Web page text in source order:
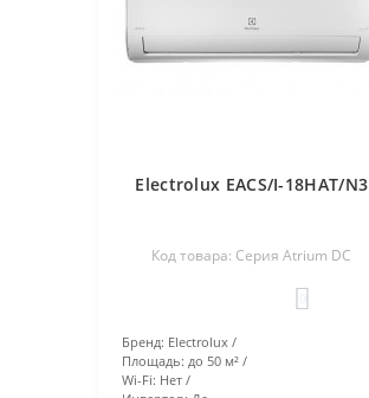
Electrolux EACS/I-18HAT/N3
Код товара: Серия Atrium DC
Бренд: Electrolux
Площадь: до 50 м²
Wi-Fi: Нет